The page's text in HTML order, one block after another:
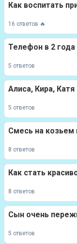
Как воспитать
16 ответов 🔥
Телефон в 2 года
5 ответов
Алиса, Кира, Катя
5 ответов
Смесь на козьем
8 ответов
Как стать
8 ответов
Сын очень
5 ответов